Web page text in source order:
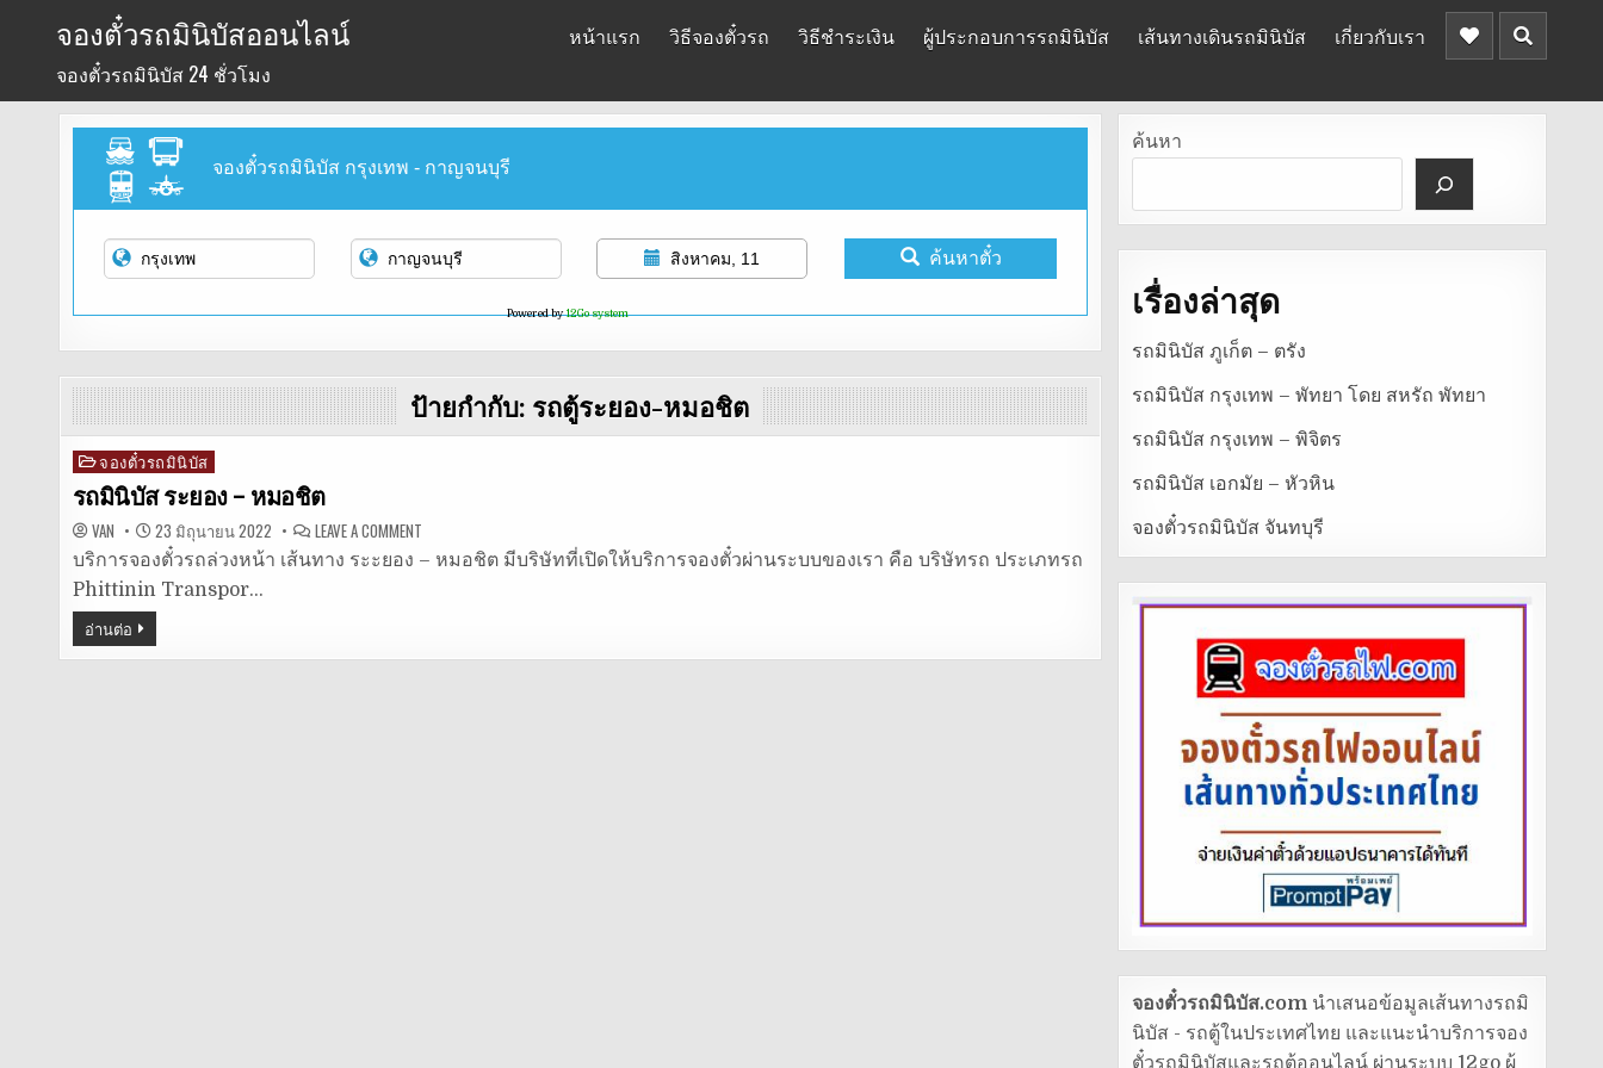
content
จองตั๋วรถมินิบัสออนไลน์
จองตั๋วรถมินิบัส 24 ชั่วโมง
หน้าแรก วิธีจองตั๋วรถ วิธีชำระเงิน ผู้ประกอบการรถมินิบัส เส้นทางเดินรถมินิบัส เกี่ยวกับเรา
จองตั๋วรถมินิบัส กรุงเทพ - กาญจนบุรี
สิงหาคม, 11 ค้นหาตั๋ว
Powered by12Go system
ป้ายกำกับ: รถตู้ระยอง-หมอชิต
Posted
in
จองตั๋วรถมินิบัส
รถมินิบัส ระยอง – หมอชิต
VAN 23 มิถุนายน 2022 LEAVE A COMMENTON
มิ
บริการจองตั๋วรถล่วงหน้า เส้นทาง ระะยอง – หมอชิต มีบริษัทที่เปิดให้บริการจองตั๋วผ่านระบบของเรา คือ บริษัทรถ ประเภทรถ
Phittinin Transpor…
อ่านต่อ
ค้นหา
เรื่องล่าสุด
รถมินิบัส ภูเก็ต – ตรัง
รถมินิบัส กรุงเทพ – พัทยา โดย สหรัถ พัทยา
รถมินิบัส กรุงเทพ – พิจิตร
รถมินิบัส เอกมัย – หัวหิน
จองตั๋วรถมินิบัส จันทบุรี
จองตั๋วรถมินิบัส.comนำเสนอข้อมูลเส้นทางรถมิ
นิบัส - รถตู้ในประเทศไทย และแนะนำบริการจอง
ตั๋วรถมินิบัสและรถตู้ออนไลน์ ผ่านระบบ 12go ผู้